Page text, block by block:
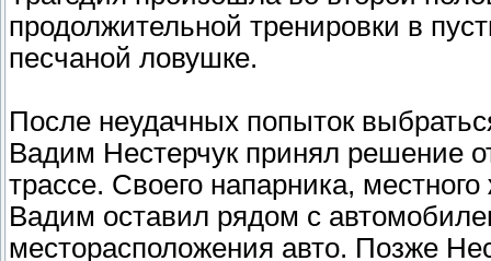
продолжительной тренировки в
песчаной ловушке.
После неудачных попыток
Вадим Нестерчук принял решение
трассе. Своего напарника,
Вадим оставил рядом с
месторасположения авто. Позже